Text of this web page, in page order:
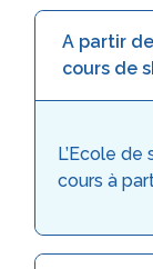
A partir
cours de
L’Ecole
cours à